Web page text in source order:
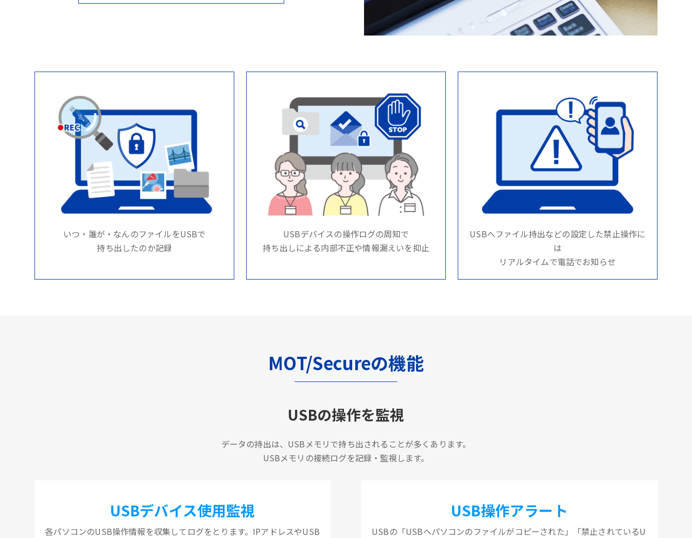
いつ・誰が・なんのファイルをUSBで
持ち出したのか記録
USBデバイスの操作ログの周知で
持ち出しによる内部不正や情報漏えいを抑止
USBへファイル持出などの設定した禁止操作に
は
リアルタイムで電話でお知らせ
MOT/Secureの機能
USBの操作を監視
データの持出は、USBメモリで持ち出されることが多くあります。
USBメモリの接続ログを記録・監視します。
USBデバイス使用監視
各パソコンのUSB操作情報を収集してログをとります。IPアドレスやUSB
USB操作アラート
USBの「USBへパソコンのファイルがコピーされた」「禁止されているU